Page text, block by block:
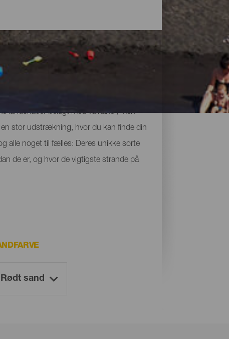
landskaber belagt med vulkaner, men
en stor udstrækning, hvor du kan finde din
alle noget til fælles: Deres unikke sorte
de er, og hvor de vigtigste strande på